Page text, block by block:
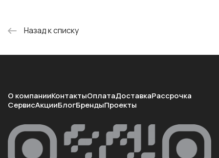
Назад к списку
О компанииКонтактыОплатаДоставкаРассрочка
СервисАкцииБлогБрендыПроекты